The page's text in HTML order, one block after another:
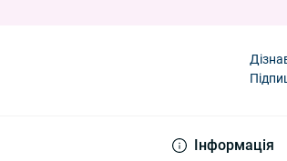
9-13 років "Lovely" Корона E0888 L
— 48.60 ₴
Інформація